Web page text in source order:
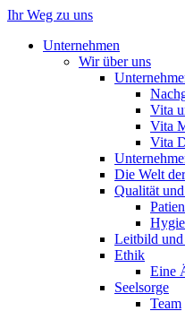
Ihr Weg zu uns
Unternehmen
Wir über uns
Vita
Vita
Vita
Die Welt
Qualität
Leitbild und
Ethik
Eine
Seelsorge
Team